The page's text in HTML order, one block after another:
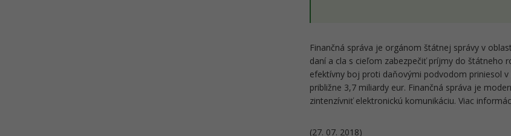
Finančná správa je orgánom štátnej správy v
daní a cla s cieľom zabezpečiť príjmy do štátneho
efektívny boj proti daňovými podvodom priniesol
približne 3,7 miliardy eur. Finančná správa je
zintenzívniť elektronickú komunikáciu. Viac
(27. 07. 2018)